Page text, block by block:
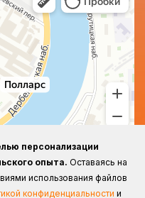
персонализации
опыта. Оставаясь на
использования файлов
конфиденциальности и